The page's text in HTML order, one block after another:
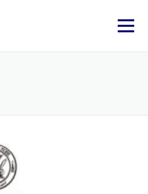
メニュー